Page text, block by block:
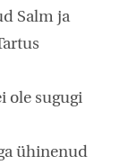
Salm ja
ole sugugi
ühinenud